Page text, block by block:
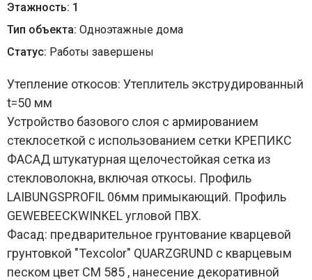
Этажность: 1
Тип объекта: Одноэтажные дома
Статус: Работы завершены
Утепление откосов: Утеплитель экструдированный
t=50 мм
Устройство базового слоя с армированием
стеклосеткой с использованием сетки КРЕПИКС
ФАСАД штукатурная щелочестойкая сетка из
стекловолокна, включая откосы. Профиль
LAIBUNGSPROFIL 06мм примыкающий. Профиль
GEWEBEECKWINKEL угловой ПВХ.
Фасад: предварительное грунтование кварцевой
грунтовкой "Texcolor" QUARZGRUND с кварцевым
песком цвет СМ 585 , нанесение декоративной